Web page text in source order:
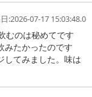
、ご了承くださ
:2026-07-17 15:03:48.0
むのは秘めてです
みたかったのです
してみました。味は